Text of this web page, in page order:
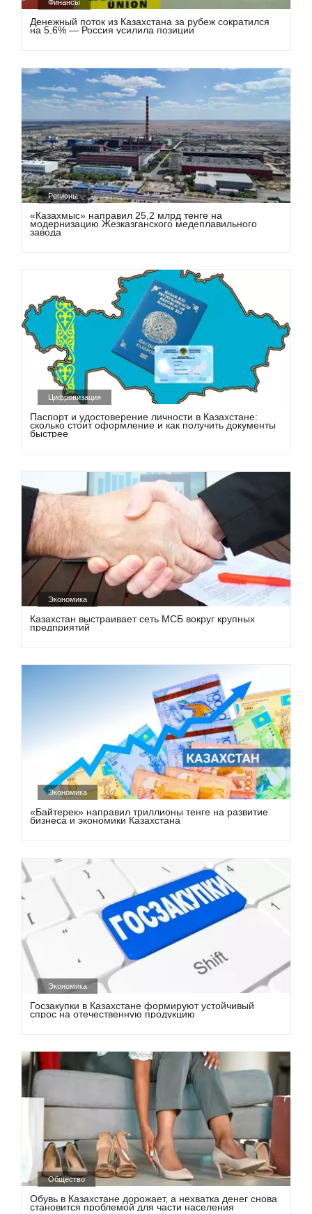
Финансы
Денежный поток из Казахстана за рубеж сократился
на 5,6% — Россия усилила позиции
Регионы
«Казахмыс» направил 25,2 млрд тенге на
модернизацию Жезказганского медеплавильного
завода
Цифровизация
Паспорт и удостоверение личности в Казахстане:
сколько стоит оформление и как получить документы
быстрее
Экономика
Казахстан выстраивает сеть МСБ вокруг крупных
предприятий
Экономика
«Байтерек» направил триллионы тенге на развитие
бизнеса и экономики Казахстана
Экономика
Госзакупки в Казахстане формируют устойчивый
спрос на отечественную продукцию
Общество
Обувь в Казахстане дорожает, а нехватка денег снова
становится проблемой для части населения